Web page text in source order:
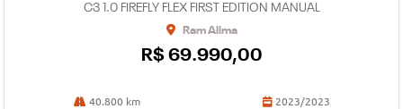
C3 1.0 FIREFLY FLEX FIRST EDITION MANUAL
Ram Allma
R$ 69.990,00
40.800 km 2023/2023